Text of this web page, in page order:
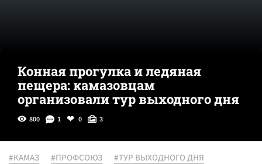
Конная прогулка и ледяная
пещера: камазовцам
организовали тур выходного дня
800 1 0 3
#КАМАЗ #ПРОФСОЮЗ
#ТУР ВЫХОДНОГО ДНЯ